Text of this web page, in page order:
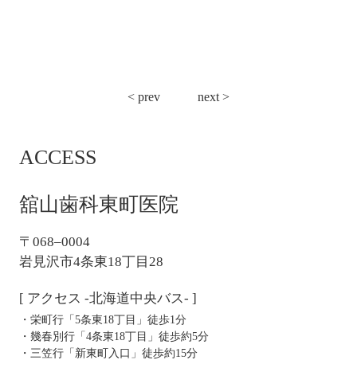
< prev next >
ACCESS
舘山歯科東町医院
〒068–0004
岩見沢市4条東18丁目28
[ アクセス -北海道中央バス- ]
・栄町行「5条東18丁目」徒歩1分
・幾春別行「4条東18丁目」徒歩約5分
・三笠行「新東町入口」徒歩約15分